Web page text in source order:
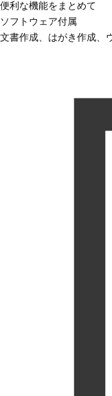
便利な機能をまとめて
ソフトウェア付属
文書作成、はがき作成、